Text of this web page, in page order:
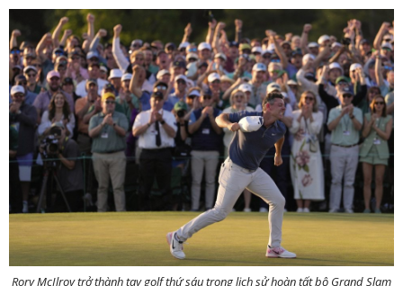
Rory McIlroy trở thành tay golf thứ sáu trong lịch sử hoàn tất bộ Grand Slam